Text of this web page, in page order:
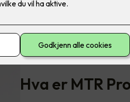
Hva er MTR